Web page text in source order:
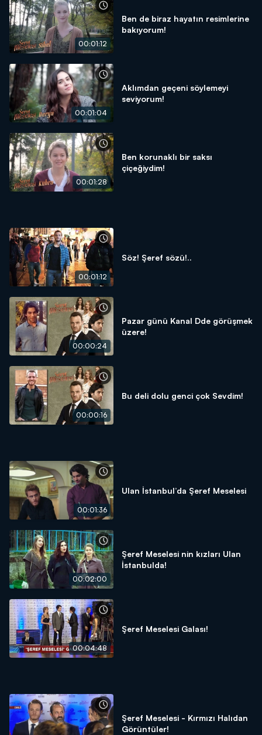
00:01:12
Ben de biraz hayatın resimlerine
bakıyorum!
00:01:04
Aklımdan geçeni söylemeyi
seviyorum!
00:01:28
Ben korunaklı bir saksı
çiçeğiydim!
00:01:12
Söz! Şeref sözü!..
00:00:24
Pazar günü Kanal Dde görüşmek
üzere!
00:00:16
Bu deli dolu genci çok Sevdim!
00:01:36
Ulan İstanbul’da Şeref Meselesi
00:02:00
Şeref Meselesi nin kızları Ulan
İstanbulda!
00:04:48
Şeref Meselesi Galası!
Şeref Meselesi - Kırmızı Halıdan
Görüntüler!